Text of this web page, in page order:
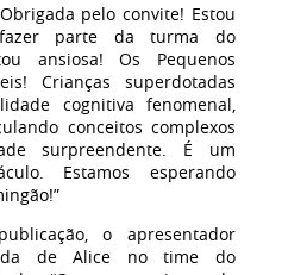
pelo convite! Estou
parte da turma do
ansiosa! Os Pequenos
Crianças superdotadas
cognitiva fenomenal,
conceitos complexos
surpreendente. É um
Estamos esperando
o apresentador
de Alice no time do